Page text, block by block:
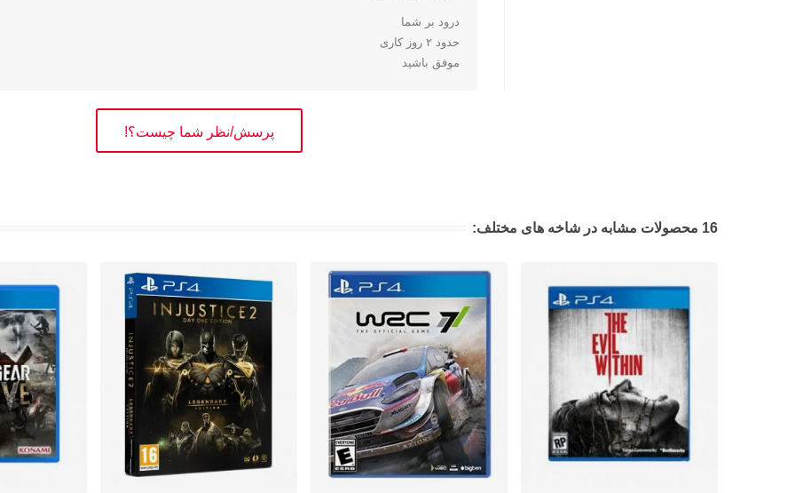
درود بر شما
حدود ۲ روز کاری
موفق باشید
پرسش/نظر شما چیست؟!
16 محصولات مشابه در شاخه های مختلف: